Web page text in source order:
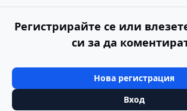
Регистрирайте се или
си за да
Нова регистрация
Вход